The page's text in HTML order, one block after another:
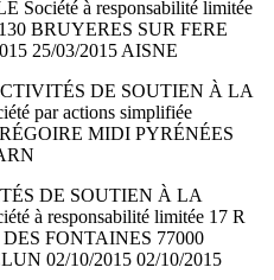
à responsabilité limitée
BRUYERES SUR FERE
25/03/2015 AISNE
DE SOUTIEN À LA
par actions simplifiée
MIDI PYRÉNÉES
DE SOUTIEN À LA
à responsabilité limitée 17 R
FONTAINES 77000
02/10/2015 02/10/2015